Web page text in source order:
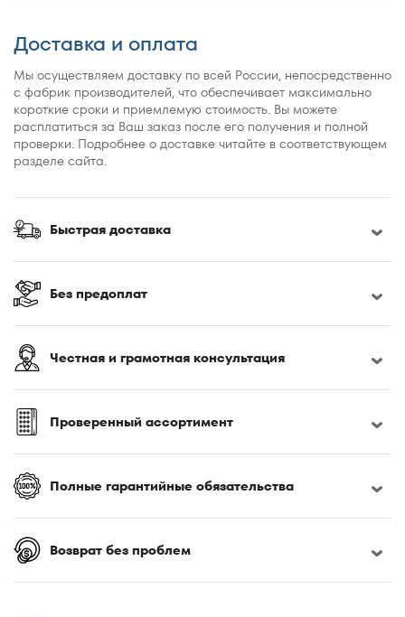
160x186
160x195
160x200
160x210
160x220
170x200
180x190
180x195
180x210
180x220
185x200
190x200
200x200
200x210
200x220
220x230
Доставка и оплата
Мы осуществляем доставку по всей России, непосредственно
с фабрик производителей, что обеспечивает максимально
короткие сроки и приемлемую стоимость. Вы можете
расплатиться за Ваш заказ после его получения и полной
проверки. Подробнее о доставке читайте в соответствующем
разделе сайта.
Быстрая доставка
Без предоплат
Честная и грамотная консультация
Проверенный ассортимент
Полные гарантийные обязательства
Возврат без проблем